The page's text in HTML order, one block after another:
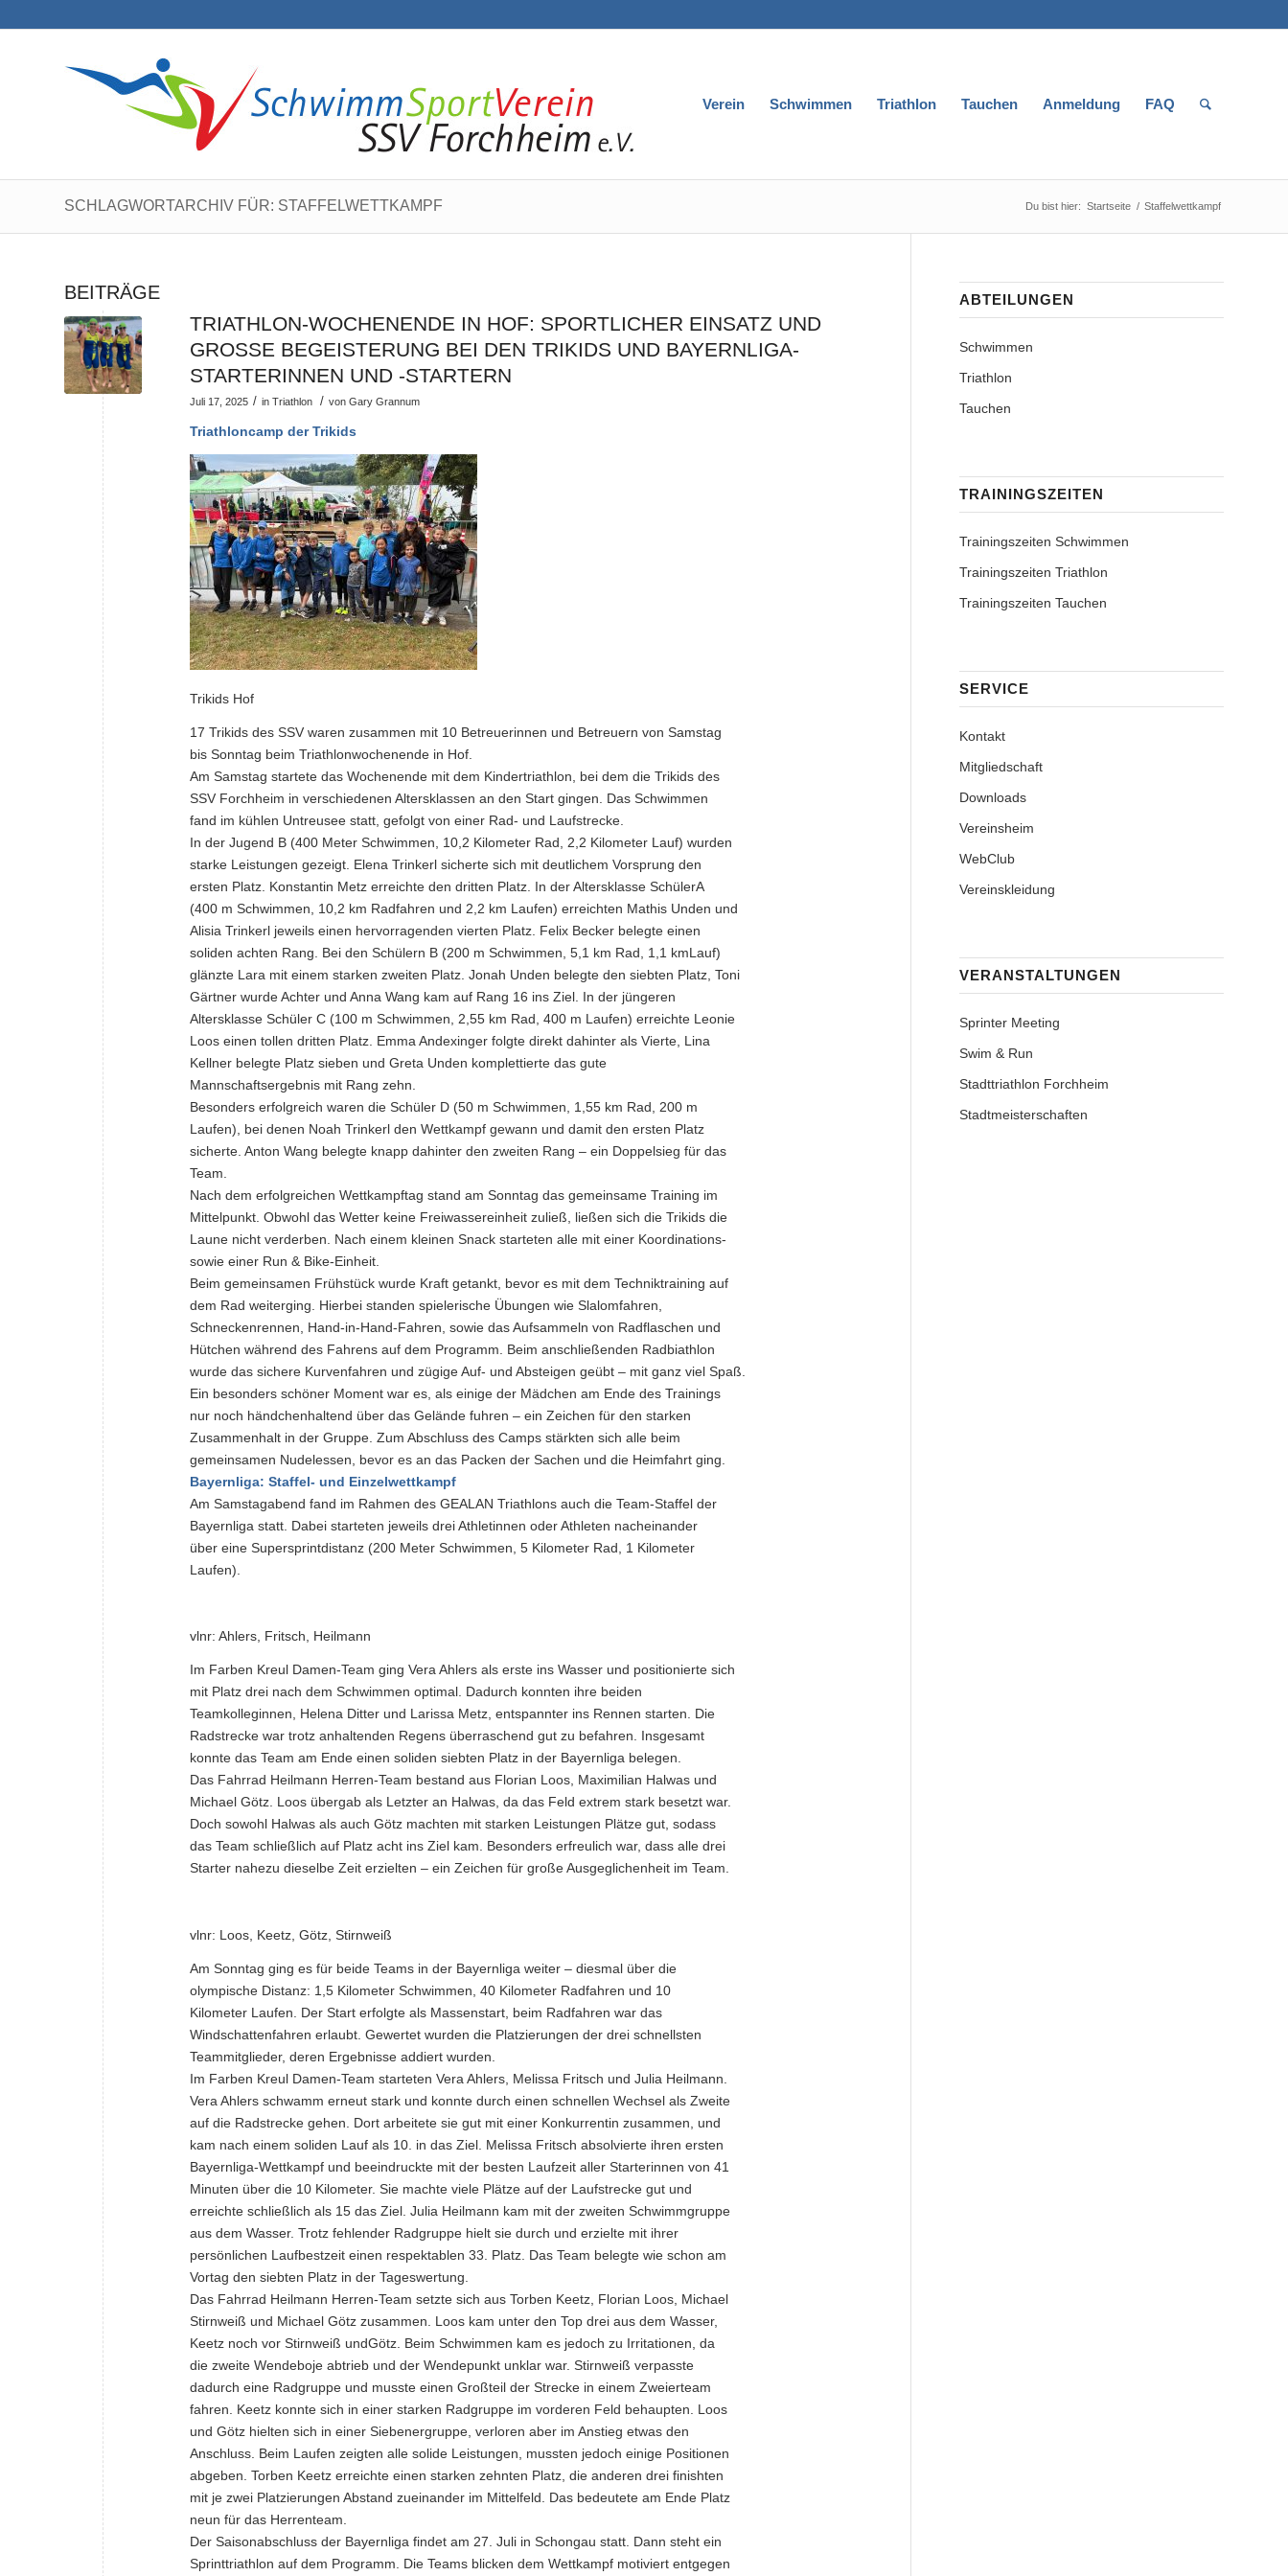
Verein Schwimmen Triathlon Tauchen Anmeldung FAQ
SCHLAGWORTARCHIV FÜR: STAFFELWETTKAMPF Du bist hier: Startseite / Staffelwettkampf
BEITRÄGE
TRIATHLON-WOCHENENDE IN HOF: SPORTLICHER EINSATZ UND
GROSSE BEGEISTERUNG BEI DEN TRIKIDS UND BAYERNLIGA-S
TARTERINNEN UND -STARTERN
Juli 17, 2025 / in Triathlon / von Gary Grannum
Triathloncamp der Trikids
Trikids Hof
17 Trikids des SSV waren zusammen mit 10 Betreuerinnen und Betreuern von Samstag
bis Sonntag beim Triathlonwochenende in Hof.
Am Samstag startete das Wochenende mit dem Kindertriathlon, bei dem die Trikids des
SSV Forchheim in verschiedenen Altersklassen an den Start gingen. Das Schwimmen
fand im kühlen Untreusee statt, gefolgt von einer Rad- und Laufstrecke.
In der Jugend B (400 Meter Schwimmen, 10,2 Kilometer Rad, 2,2 Kilometer Lauf) wurden
starke Leistungen gezeigt. Elena Trinkerl sicherte sich mit deutlichem Vorsprung den
ersten Platz. Konstantin Metz erreichte den dritten Platz. In der Altersklasse SchülerA
(400 m Schwimmen, 10,2 km Radfahren und 2,2 km Laufen) erreichten Mathis Unden und
Alisia Trinkerl jeweils einen hervorragenden vierten Platz. Felix Becker belegte einen
soliden achten Rang. Bei den Schülern B (200 m Schwimmen, 5,1 km Rad, 1,1 kmLauf)
glänzte Lara mit einem starken zweiten Platz. Jonah Unden belegte den siebten Platz, Toni
Gärtner wurde Achter und Anna Wang kam auf Rang 16 ins Ziel. In der jüngeren
Altersklasse Schüler C (100 m Schwimmen, 2,55 km Rad, 400 m Laufen) erreichte Leonie
Loos einen tollen dritten Platz. Emma Andexinger folgte direkt dahinter als Vierte, Lina
Kellner belegte Platz sieben und Greta Unden komplettierte das gute
Mannschaftsergebnis mit Rang zehn.
Besonders erfolgreich waren die Schüler D (50 m Schwimmen, 1,55 km Rad, 200 m
Laufen), bei denen Noah Trinkerl den Wettkampf gewann und damit den ersten Platz
sicherte. Anton Wang belegte knapp dahinter den zweiten Rang – ein Doppelsieg für das
Team.
Nach dem erfolgreichen Wettkampftag stand am Sonntag das gemeinsame Training im
Mittelpunkt. Obwohl das Wetter keine Freiwassereinheit zuließ, ließen sich die Trikids die
Laune nicht verderben. Nach einem kleinen Snack starteten alle mit einer Koordinations-
sowie einer Run & Bike-Einheit.
Beim gemeinsamen Frühstück wurde Kraft getankt, bevor es mit dem Techniktraining auf
dem Rad weiterging. Hierbei standen spielerische Übungen wie Slalomfahren,
Schneckenrennen, Hand-in-Hand-Fahren, sowie das Aufsammeln von Radflaschen und
Hütchen während des Fahrens auf dem Programm. Beim anschließenden Radbiathlon
wurde das sichere Kurvenfahren und zügige Auf- und Absteigen geübt – mit ganz viel Spaß.
Ein besonders schöner Moment war es, als einige der Mädchen am Ende des Trainings
nur noch händchenhaltend über das Gelände fuhren – ein Zeichen für den starken
Zusammenhalt in der Gruppe. Zum Abschluss des Camps stärkten sich alle beim
gemeinsamen Nudelessen, bevor es an das Packen der Sachen und die Heimfahrt ging.
Bayernliga: Staffel- und Einzelwettkampf
Am Samstagabend fand im Rahmen des GEALAN Triathlons auch die Team-Staffel der
Bayernliga statt. Dabei starteten jeweils drei Athletinnen oder Athleten nacheinander
über eine Supersprintdistanz (200 Meter Schwimmen, 5 Kilometer Rad, 1 Kilometer
Laufen).
vlnr: Ahlers, Fritsch, Heilmann
Im Farben Kreul Damen-Team ging Vera Ahlers als erste ins Wasser und positionierte sich
mit Platz drei nach dem Schwimmen optimal. Dadurch konnten ihre beiden
Teamkolleginnen, Helena Ditter und Larissa Metz, entspannter ins Rennen starten. Die
Radstrecke war trotz anhaltenden Regens überraschend gut zu befahren. Insgesamt
konnte das Team am Ende einen soliden siebten Platz in der Bayernliga belegen.
Das Fahrrad Heilmann Herren-Team bestand aus Florian Loos, Maximilian Halwas und
Michael Götz. Loos übergab als Letzter an Halwas, da das Feld extrem stark besetzt war.
Doch sowohl Halwas als auch Götz machten mit starken Leistungen Plätze gut, sodass
das Team schließlich auf Platz acht ins Ziel kam. Besonders erfreulich war, dass alle drei
Starter nahezu dieselbe Zeit erzielten – ein Zeichen für große Ausgeglichenheit im Team.
vlnr: Loos, Keetz, Götz, Stirnweiß
Am Sonntag ging es für beide Teams in der Bayernliga weiter – diesmal über die
olympische Distanz: 1,5 Kilometer Schwimmen, 40 Kilometer Radfahren und 10
Kilometer Laufen. Der Start erfolgte als Massenstart, beim Radfahren war das
Windschattenfahren erlaubt. Gewertet wurden die Platzierungen der drei schnellsten
Teammitglieder, deren Ergebnisse addiert wurden.
Im Farben Kreul Damen-Team starteten Vera Ahlers, Melissa Fritsch und Julia Heilmann.
Vera Ahlers schwamm erneut stark und konnte durch einen schnellen Wechsel als Zweite
auf die Radstrecke gehen. Dort arbeitete sie gut mit einer Konkurrentin zusammen, und
kam nach einem soliden Lauf als 10. in das Ziel. Melissa Fritsch absolvierte ihren ersten
Bayernliga-Wettkampf und beeindruckte mit der besten Laufzeit aller Starterinnen von 41
Minuten über die 10 Kilometer. Sie machte viele Plätze auf der Laufstrecke gut und
erreichte schließlich als 15 das Ziel. Julia Heilmann kam mit der zweiten Schwimmgruppe
aus dem Wasser. Trotz fehlender Radgruppe hielt sie durch und erzielte mit ihrer
persönlichen Laufbestzeit einen respektablen 33. Platz. Das Team belegte wie schon am
Vortag den siebten Platz in der Tageswertung.
Das Fahrrad Heilmann Herren-Team setzte sich aus Torben Keetz, Florian Loos, Michael
Stirnweiß und Michael Götz zusammen. Loos kam unter den Top drei aus dem Wasser,
Keetz noch vor Stirnweiß undGötz. Beim Schwimmen kam es jedoch zu Irritationen, da
die zweite Wendeboje abtrieb und der Wendepunkt unklar war. Stirnweiß verpasste
dadurch eine Radgruppe und musste einen Großteil der Strecke in einem Zweierteam
fahren. Keetz konnte sich in einer starken Radgruppe im vorderen Feld behaupten. Loos
und Götz hielten sich in einer Siebenergruppe, verloren aber im Anstieg etwas den
Anschluss. Beim Laufen zeigten alle solide Leistungen, mussten jedoch einige Positionen
abgeben. Torben Keetz erreichte einen starken zehnten Platz, die anderen drei finishten
mit je zwei Platzierungen Abstand zueinander im Mittelfeld. Das bedeutete am Ende Platz
neun für das Herrenteam.
Der Saisonabschluss der Bayernliga findet am 27. Juli in Schongau statt. Dann steht ein
Sprinttriathlon auf dem Programm. Die Teams blicken dem Wettkampf motiviert entgegen
ABTEILUNGEN
Schwimmen
Triathlon
Tauchen
TRAININGSZEITEN
Trainingszeiten Schwimmen
Trainingszeiten Triathlon
Trainingszeiten Tauchen
SERVICE
Kontakt
Mitgliedschaft
Downloads
Vereinsheim
WebClub
Vereinskleidung
VERANSTALTUNGEN
Sprinter Meeting
Swim & Run
Stadttriathlon Forchheim
Stadtmeisterschaften